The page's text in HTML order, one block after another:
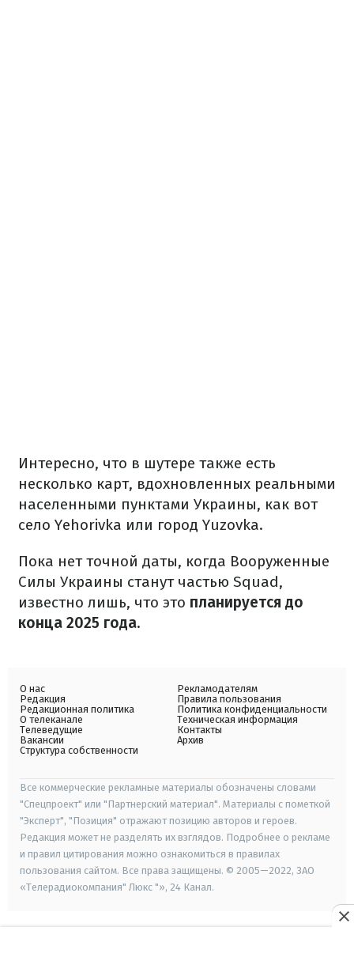
Интересно, что в шутере также есть
несколько карт, вдохновленных реальными
населенными пунктами Украины, как вот
село Yehorivka или город Yuzovka.
Пока нет точной даты, когда Вооруженные
Силы Украины станут частью Squad,
известно лишь, что это планируется до
конца 2025 года.
О нас
Редакция
Редакционная политика
О телеканале
Телеведущие
Вакансии
Структура собственности
Рекламодателям
Правила пользования
Политика конфиденциальности
Техническая информация
Контакты
Архив
Все коммерческие рекламные материалы обозначены словами
"Спецпроект" или "Партнерский материал". Материалы с пометкой
"Эксперт", "Позиция" отражают позицию авторов и героев.
Редакция может не разделять их взглядов. Подробнее о рекламе
и правил цитирования можно ознакомиться в правилах
пользования сайтом. Все права защищены. © 2005—2022, ЗАО
«Телерадиокомпания" Люкс "», 24 Канал.